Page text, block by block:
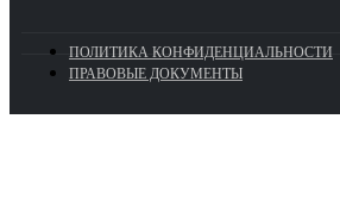
ПОЛИТИКА КОНФИДЕНЦИАЛЬНОСТИ
ПРАВОВЫЕ ДОКУМЕНТЫ